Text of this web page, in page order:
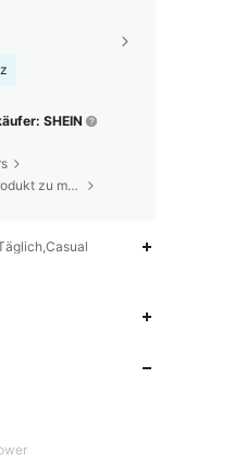
SHEIN
Um diesen Verkäufer und/oder dieses Produkt zu melden